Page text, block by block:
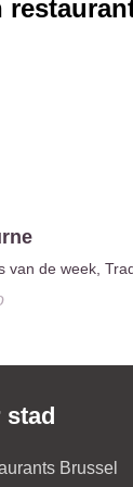
van de week,
stad
Brussel